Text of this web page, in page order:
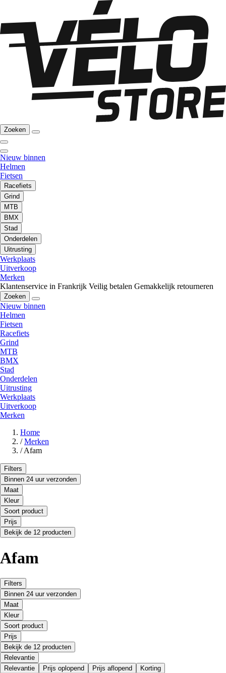
Zoeken
Nieuw binnen
Helmen
Fietsen
Racefiets
Grind
MTB
BMX
Stad
Onderdelen
Uitrusting
Werkplaats
Uitverkoop
Merken
Klantenservice in Frankrijk Veilig betalen Gemakkelijk retourneren
Zoeken
Nieuw binnen
Helmen
Fietsen
Racefiets
Grind
MTB
BMX
Stad
Onderdelen
Uitrusting
Werkplaats
Uitverkoop
Merken
Home
/ Merken
/ Afam
Filters
Binnen 24 uur verzonden
Maat
Kleur
Soort product
Prijs
Bekijk de 12 producten
Afam
Filters
Binnen 24 uur verzonden
Maat
Kleur
Soort product
Prijs
Bekijk de 12 producten
Relevantie
Relevantie
Prijs oplopend Prijs aflopend Korting